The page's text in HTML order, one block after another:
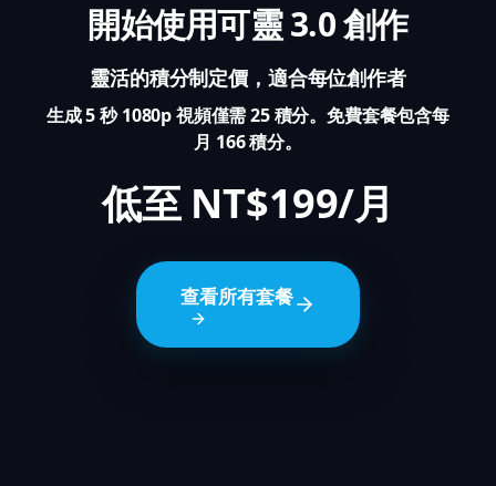
開始使用可靈 3.0 創作
靈活的積分制定價，適合每位創作者
生成 5 秒 1080p 視頻僅需 25 積分。免費套餐包含每
月 166 積分。
低至 NT$199/月
查看所有套餐